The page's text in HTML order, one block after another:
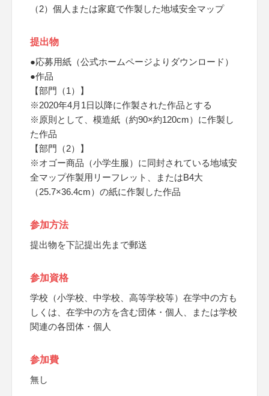
（2）個人または家庭で作製した地域安全マップ
提出物
●応募用紙（公式ホームページよりダウンロード）
●作品
【部門（1）】
※2020年4月1日以降に作製された作品とする
※原則として、模造紙（約90×約120cm）に作製し
た作品
【部門（2）】
※オゴー商品（小学生服）に同封されている地域安
全マップ作製用リーフレット、またはB4大
（25.7×36.4cm）の紙に作製した作品
参加方法
提出物を下記提出先まで郵送
参加資格
学校（小学校、中学校、高等学校等）在学中の方も
しくは、在学中の方を含む団体・個人、または学校
関連の各団体・個人
参加費
無し